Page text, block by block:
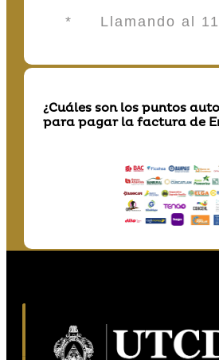
* Llamando al
¿Cuáles son los puntos
para pagar la factura de